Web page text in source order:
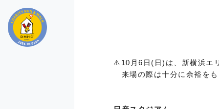
⚠️10月6日(日)は、新横浜エ
来場の際は十分に余裕を